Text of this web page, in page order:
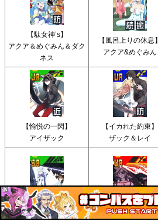
【駄女神’s】
アクア＆めぐみん＆ダク
ネス
【風呂上りの休息】
アクア&めぐみん
【愉悦の一閃】
アイザック
【イカれた約束】
ザック＆レイ
【BEATLESS】
【画竜点睛】